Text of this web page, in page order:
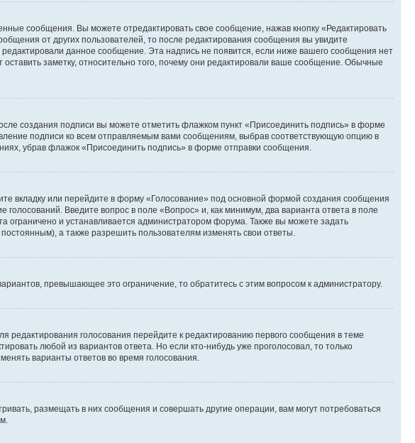
сообщения. Вы можете отредактировать свое сообщение, нажав кнопку «Редактировать
от других пользователей, то после редактирования сообщения вы увидите
данное сообщение. Эта надпись не появится, если ниже вашего сообщения нет
заметку, относительно того, почему они редактировали ваше сообщение. Обычные
создания подписи вы можете отметить флажком пункт «Присоединить подпись» в форме
подписи ко всем отправляемым вами сообщениям, выбрав соответствующую опцию в
убрав флажок «Присоединить подпись» в форме отправки сообщения.
вкладку или перейдите в форму «Голосование» под основной формой создания сообщения
Введите вопрос в поле «Вопрос» и, как минимум, два варианта ответа в поле
ограничено и устанавливается администратором форума. Также вы можете задать
а также разрешить пользователям изменять свои ответы.
превышающее это ограничение, то обратитесь с этим вопросом к администратору.
редактирования голосования перейдите к редактированию первого сообщения в теме
любой из вариантов ответа. Но если кто-нибудь уже проголосовал, то только
варианты ответов во время голосования.
размещать в них сообщения и совершать другие операции, вам могут потребоваться